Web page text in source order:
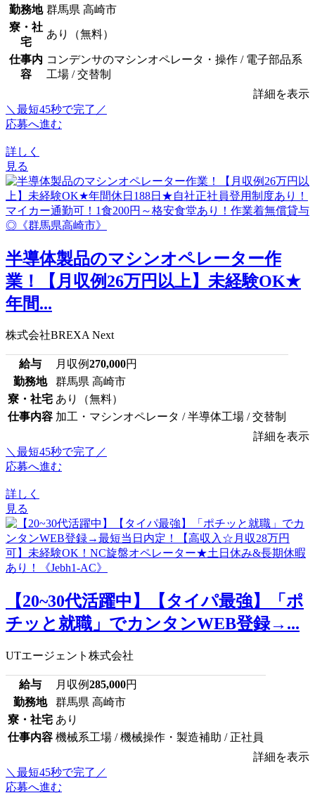
勤務地 群馬県 高崎市
寮・社
宅
あり（無料）
仕事内
容
コンデンサのマシンオペレータ・操作 / 電子部品系
工場 / 交替制
詳細を表示
＼最短45秒で完了／
応募へ進む
詳しく
見る
半導体製品のマシンオペレーター作
業！【月収例26万円以上】未経験OK★
年間...
株式会社BREXA Next
給与 月収例270,000円
勤務地
群馬県 高崎市
寮・社宅 あり（無料）
仕事内容 加工・マシンオペレータ / 半導体工場 / 交替制
詳細を表示
＼最短45秒で完了／
応募へ進む
詳しく
見る
【20~30代活躍中】【タイパ最強】「ポ
チッと就職」でカンタンWEB登録→...
UTエージェント株式会社
給与 月収例285,000円
勤務地
群馬県 高崎市
寮・社宅 あり
仕事内容 機械系工場 / 機械操作・製造補助 / 正社員
詳細を表示
＼最短45秒で完了／
応募へ進む